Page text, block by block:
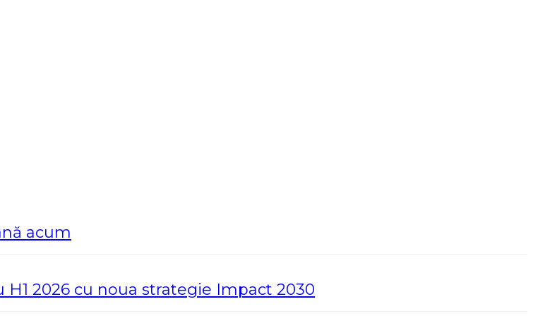
acum
2026 cu noua strategie Impact 2030